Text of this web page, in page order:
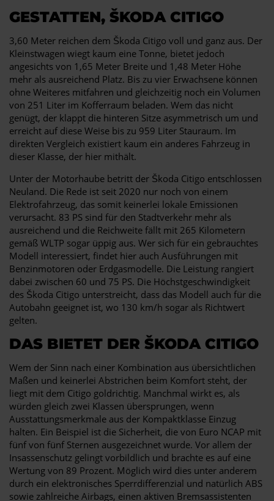
GESTATTEN, ŠKODA CITIGO
3,60 Meter reichen dem Škoda Citigo voll und ganz aus. Der
Kleinstwagen wiegt kaum eine Tonne, bietet jedoch
angesichts von 1,65 Meter Breite und 1,48 Meter Höhe
mehr als ausreichend Platz. Bis zu vier Erwachsene können
ohne Weiteres mitfahren und gleichzeitig noch ein Volumen
von 251 Liter im Kofferraum beladen. Wem das nicht
genügt, der klappt die hinteren Sitze asymmetrisch um und
erreicht auf diese Weise bis zu 959 Liter Stauraum. Im
direkten Vergleich existiert kaum ein anderes Fahrzeug in
dieser Klasse, der hier mithält.
Unter der Motorhaube betritt der Škoda Citigo entschlossen
Neuland. Die Rede ist seit 2020 nur noch von einem
Elektrofahrzeug, das somit keinerlei lokale Emissionen
verursacht. 83 PS sind für den Stadtverkehr mehr als
ausreichend und die Reichweite fällt mit 265 Kilometern
gemäß WLTP sogar üppig aus. Wer sich für ein gebrauchtes
Modell interessiert, findet hier auch Ausführungen mit
Benzinmotoren oder Erdgasmodelle. Die Leistung rangiert
dabei zwischen 60 und 75 PS. Die Höchstgeschwindigkeit
des Škoda Citigo unterstreicht, dass das Modell auch für die
Autobahn geeignet ist, wo 130 km/h sogar als Richtwert
gelten.
DAS BIETET DER ŠKODA CITIGO
Wem der Sinn nach einer Kombination aus übersichtlichen
Maßen und keinerlei Abstrichen beim Komfort steht, der
liegt mit dem Citigo goldrichtig. Manchmal wirkt es, als
würden gleich zwei Klassen übersprungen, wenn
Ausstattungsmerkmale aus der Kompaktklasse Einzug
halten. Ein Beispiel ist die Sicherheit, die von Euro NCAP mit
fünf von fünf Sternen ausgezeichnet wurde. Vor allem der
Insassenschutz gelingt vorbildlich und brachte es auf eine
Wertung von 89 Prozent. Möglich wird dies unter anderem
durch ein elektronisches Sperrdifferenzial und natürlich ABS
sowie zahlreiche Airbags, einen aktiven Bremsassistenten